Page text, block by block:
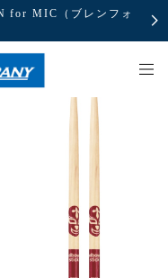
for MIC（ブレンフォ